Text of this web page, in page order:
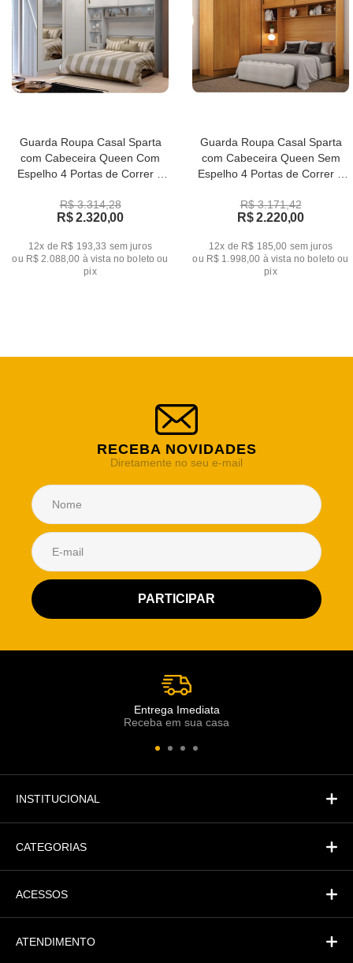
Guarda Roupa Casal Sparta
com Cabeceira Queen Com
Espelho 4 Portas de Correr 7
R$ 3.314,28
R$ 2.320,00
12x de R$ 193,33 sem juros
ou R$ 2.088,00 à vista no boleto ou
pix
Guarda Roupa Casal Sparta
com Cabeceira Queen Sem
Espelho 4 Portas de Correr 7
R$ 3.171,42
R$ 2.220,00
12x de R$ 185,00 sem juros
ou R$ 1.998,00 à vista no boleto ou
pix
RECEBA NOVIDADES
Diretamente no seu e-mail
Entrega Imediata
Receba em sua casa
INSTITUCIONAL
CATEGORIAS
ACESSOS
ATENDIMENTO
Atendimento Rei de Casa